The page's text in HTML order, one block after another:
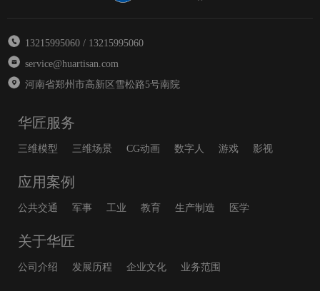
13215995060 / 13215995060
service@huartisan.com
河南省郑州市高新区雪松路5号南院
华匠服务
三维模型 三维场景 CG动画 数字人 游戏 影视
应用案例
公共交通 军事 工业 教育 生产制造 医学
关于华匠
公司介绍 发展历程 企业文化 业务范围